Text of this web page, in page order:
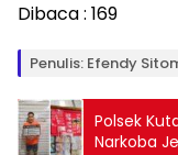
Dibaca : 169
Penulis: Efendy
Polsek
Narkoba